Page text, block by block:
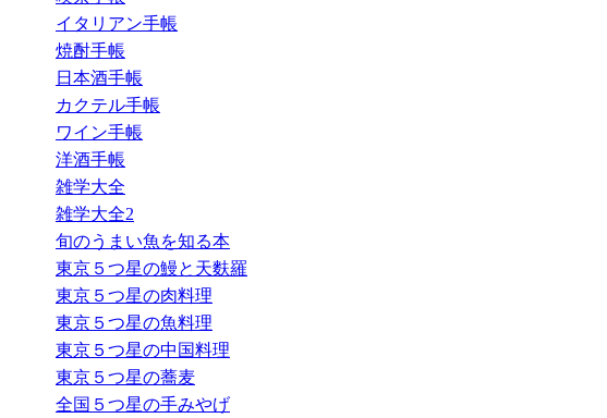
イタリアン手帳
焼酎手帳
日本酒手帳
カクテル手帳
ワイン手帳
洋酒手帳
雑学大全
雑学大全2
旬のうまい魚を知る本
東京５つ星の鰻と天麩羅
東京５つ星の肉料理
東京５つ星の魚料理
東京５つ星の中国料理
東京５つ星の蕎麦
全国５つ星の手みやげ